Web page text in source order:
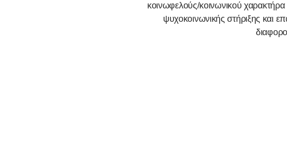
κοινωφελούς/κοινωνικού
ψυχοκοινωνικής στήριξης και